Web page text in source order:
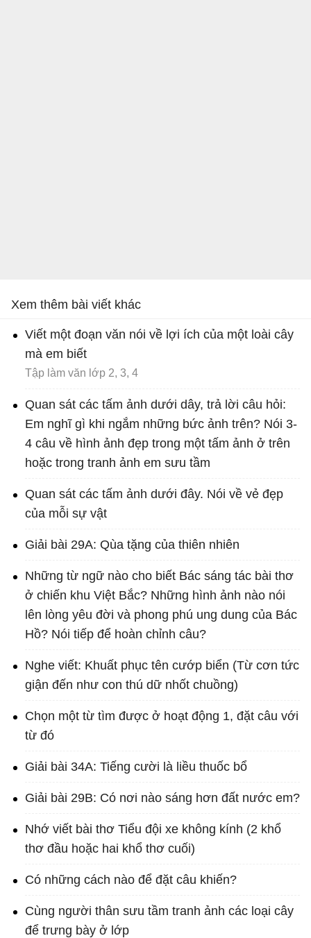
Xem thêm bài viết khác
Viết một đoạn văn nói về lợi ích của một loài cây
mà em biết
Tập làm văn lớp 2, 3, 4
Quan sát các tấm ảnh dưới dây, trả lời câu hỏi:
Em nghĩ gì khi ngắm những bức ảnh trên? Nói 3-
4 câu về hình ảnh đẹp trong một tấm ảnh ở trên
hoặc trong tranh ảnh em sưu tầm
Quan sát các tấm ảnh dưới đây. Nói về vẻ đẹp
của mỗi sự vật
Giải bài 29A: Qùa tặng của thiên nhiên
Những từ ngữ nào cho biết Bác sáng tác bài thơ
ở chiến khu Việt Bắc? Những hình ảnh nào nói
lên lòng yêu đời và phong phú ung dung của Bác
Hồ? Nói tiếp để hoàn chỉnh câu?
Nghe viết: Khuất phục tên cướp biển (Từ cơn tức
giận đến như con thú dữ nhốt chuồng)
Chọn một từ tìm được ở hoạt động 1, đặt câu với
từ đó
Giải bài 34A: Tiếng cười là liều thuốc bổ
Giải bài 29B: Có nơi nào sáng hơn đất nước em?
Nhớ viết bài thơ Tiểu đội xe không kính (2 khổ
thơ đầu hoặc hai khổ thơ cuối)
Có những cách nào để đặt câu khiến?
Cùng người thân sưu tầm tranh ảnh các loại cây
để trưng bày ở lớp